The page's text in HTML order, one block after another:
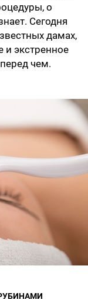
о
Сегодня
дамах,
экстренное
чем.